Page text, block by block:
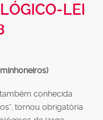
LEI
conhecida
tornou obrigatória